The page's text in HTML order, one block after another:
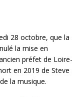
28 octobre, que la
la mise en
préfet de Loire-
en 2019 de Steve
la musique.